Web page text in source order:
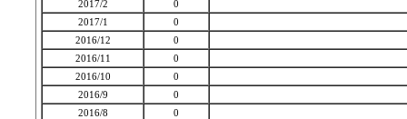
2017/2
0
2017/1
0
2016/12
0
2016/11
0
2016/10
0
2016/9
0
2016/8
0